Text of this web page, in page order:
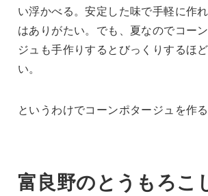
い浮かべる。安定した味で手軽に作
はありがたい。でも、夏なのでコー
ジュも手作りするとびっくりするほ
い。
というわけでコーンポタージュを作る
富良野のとうもろこ